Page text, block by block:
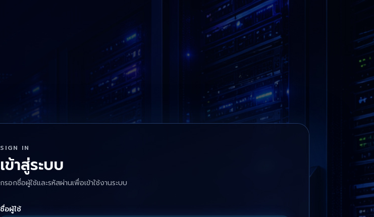
SIGN IN
เข้าสู่ระบบ
กรอกชื่อผู้ใช้และรหัสผ่านเพื่อเข้าใช้งานระบบ
ชื่อผู้ใช้